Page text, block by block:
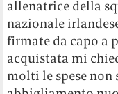
allenatrice della
nazionale
firmate da capo a
acquistata mi
molti le spese non